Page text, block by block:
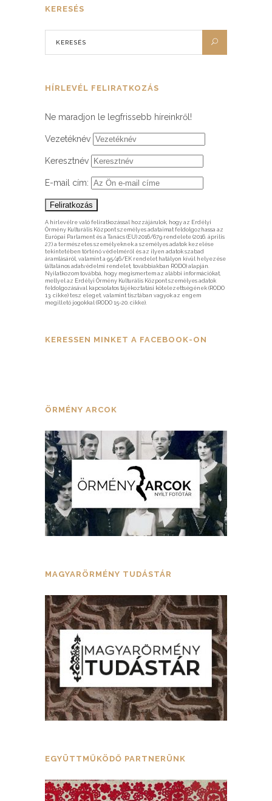
KERESÉS
HÍRLEVÉL FELIRATKOZÁS
Ne maradjon le legfrissebb híreinkről!
Vezetéknév
Keresztnév
E-mail cím:
A hírlevélre való feliratkozással hozzájárulok, hogy az Erdélyi
Örmény Kulturális Központ személyes adataimat feldolgozhassa az
Európai Parlament és a Tanács (EU) 2016/679 rendelete (2016. április
27.) a természetes személyeknek a személyes adatok kezelése
tekintetében történő védelméről és az ilyen adatok szabad
áramlásáról, valamint a 95/46/EK rendelet hatályon kívül helyezése
(általános adatvédelmi rendelet, továbbiakban RODO) alapján.
Nyilatkozom továbbá, hogy megismertem az alábbi információkat,
mellyel az Erdélyi Örmény Kulturális Központ személyes adatok
feldolgozásával kapcsolatos tájékoztatási kötelezettségének (RODO
13. cikke) tesz eleget, valamint tisztában vagyok az engem
megillető jogokkal (RODO 15-20. cikke).
KERESSEN MINKET A FACEBOOK-ON
ÖRMÉNY ARCOK
MAGYARÖRMÉNY TUDÁSTÁR
EGYÜTTMŰKÖDŐ PARTNERÜNK